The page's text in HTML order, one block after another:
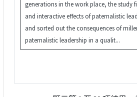
generations in the work place, the study
and interactive effects of paternalistic
and sorted out the consequences of
paternalistic leadership in a qualit...